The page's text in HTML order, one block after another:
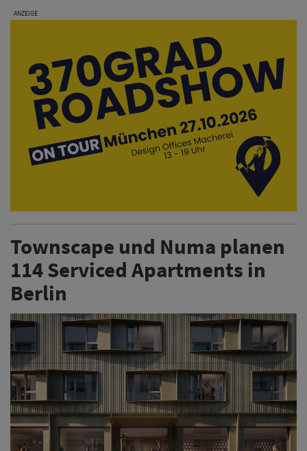
ANZEIGE
Townscape und Numa planen
114 Serviced Apartments in
Berlin